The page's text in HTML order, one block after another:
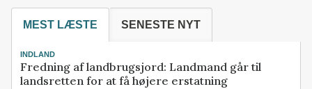
MEST LÆSTE SENESTE NYT
INDLAND
Fredning af landbrugsjord: Landmand går til
landsretten for at få højere erstatning